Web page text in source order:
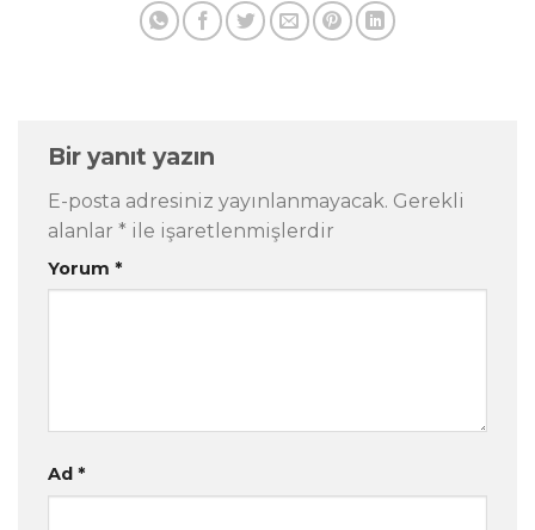
Bir yanıt yazın
E-posta adresiniz yayınlanmayacak. Gerekli
alanlar * ile işaretlenmişlerdir
Yorum *
Ad *